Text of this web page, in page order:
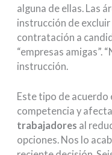
alguna de ellas. Las
instrucción de
contratación a
“empresas amigas”.
instrucción.
Este tipo de acuerdo
competencia y
trabajadores al
opciones. Nos lo